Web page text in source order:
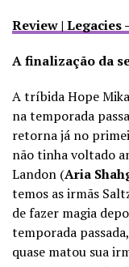
Review | Legacies
A finalização da
A tríbida Hope
na temporada
retorna já no
não tinha voltado
Landon (Aria
temos as irmãs
de fazer magia
temporada
quase matou sua